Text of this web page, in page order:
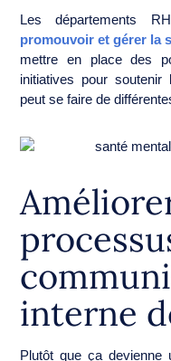
Les départements
promouvoir et gérer la
mettre en place des
initiatives pour
peut se faire de
interne
Plutôt que ça